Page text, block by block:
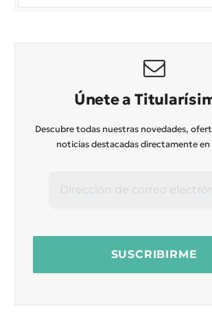
Únete a
Descubre todas nuestras novedades,
noticias destacadas directamente